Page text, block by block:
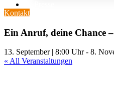
Kontakt
Ein Anruf, deine Chance
13. September | 8:00 Uhr- 8.
« All Veranstaltungen